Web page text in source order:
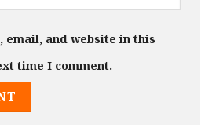
email, and website in this
time I comment.